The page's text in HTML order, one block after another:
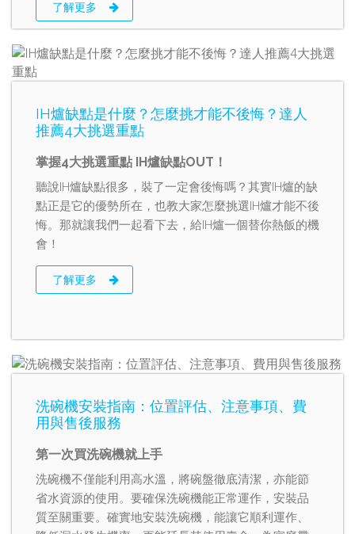
了解更多
IH爐缺點是什麼？怎麼挑才能不後悔？達人
推薦4大挑選重點
掌握4大挑選重點 IH爐缺點OUT！
聽說IH爐缺點很多，裝了一定會後悔嗎？其實IH爐的缺
點正是它的優勢所在，也教大家怎麼挑選IH爐才能不後
悔。那就讓我們一起看下去，給IH爐一個替你熱飯的機
會！
了解更多
洗碗機安裝指南：位置評估、注意事項、費
用與售後服務
第一次買洗碗機就上手
洗碗機不僅能利用高水溫，將碗盤徹底清潔，亦能節
省水資源的使用。要確保洗碗機能正常運作，安裝品
質至關重要。確實地安裝洗碗機，能讓它順利運作、